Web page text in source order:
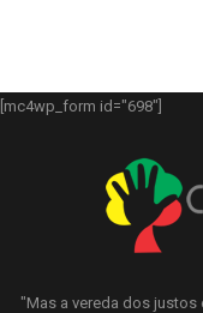
[mc4wp_form id="698"]
"Mas a vereda dos justos